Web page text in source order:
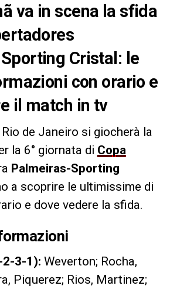
va in scena la sfida
Cristal: le
con orario e
il match in tv
de Janeiro si giocherà la
la 6° giornata di Copa
Palmeiras-Sporting
a scoprire le ultimissime di
e dove vedere la sfida.
2-3-1): Weverton; Rocha,
Piquerez; Rios, Martinez;